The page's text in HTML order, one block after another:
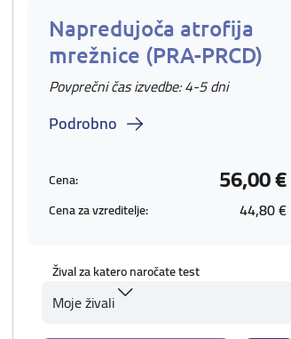
Napredujoča atrofija
mrežnice (PRA-PRCD)
Povprečni čas izvedbe: 4-5 dni
Podrobno
Cena: 56,00 €
Cena za vzreditelje: 44,80 €
Žival za katero naročate test
Moje živali